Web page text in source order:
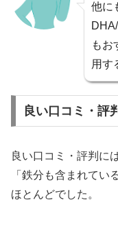
他に
もお
用す
良い口コミ・評
良い口コミ・評判に
「鉄分も含まれてい
ほとんどでした。